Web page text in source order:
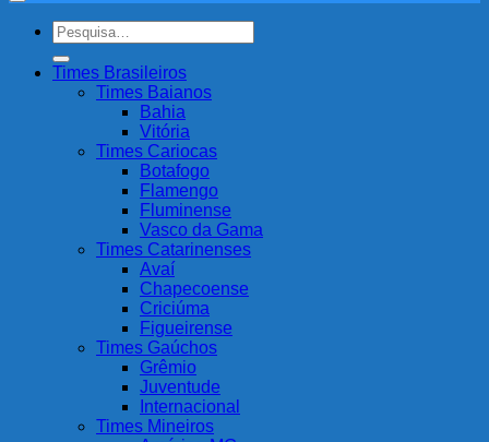
Pesquisar
por:
Times Brasileiros
Times Baianos
Bahia
Vitória
Times Cariocas
Botafogo
Flamengo
Fluminense
Vasco da Gama
Times Catarinenses
Avaí
Chapecoense
Criciúma
Figueirense
Times Gaúchos
Grêmio
Juventude
Internacional
Times Mineiros